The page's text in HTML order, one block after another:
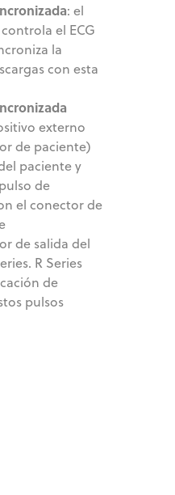
: el
el ECG
la
con esta
externo
de paciente)
paciente y
de
el conector de
de salida del
R Series
de
pulsos